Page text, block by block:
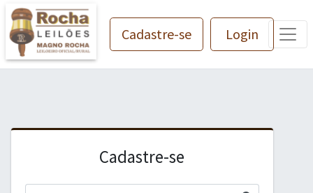
Cadastre-se Login
Cadastre-se